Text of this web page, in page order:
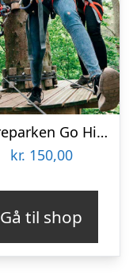
Klatreparken Go High på Kragerup Gods
kr. 150,00
Gå til shop